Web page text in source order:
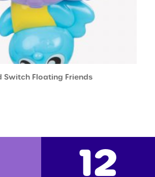
Switch Floating Friends
12